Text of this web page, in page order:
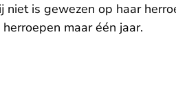
is gewezen op haar
maar één jaar.
Rechtspraak.nl